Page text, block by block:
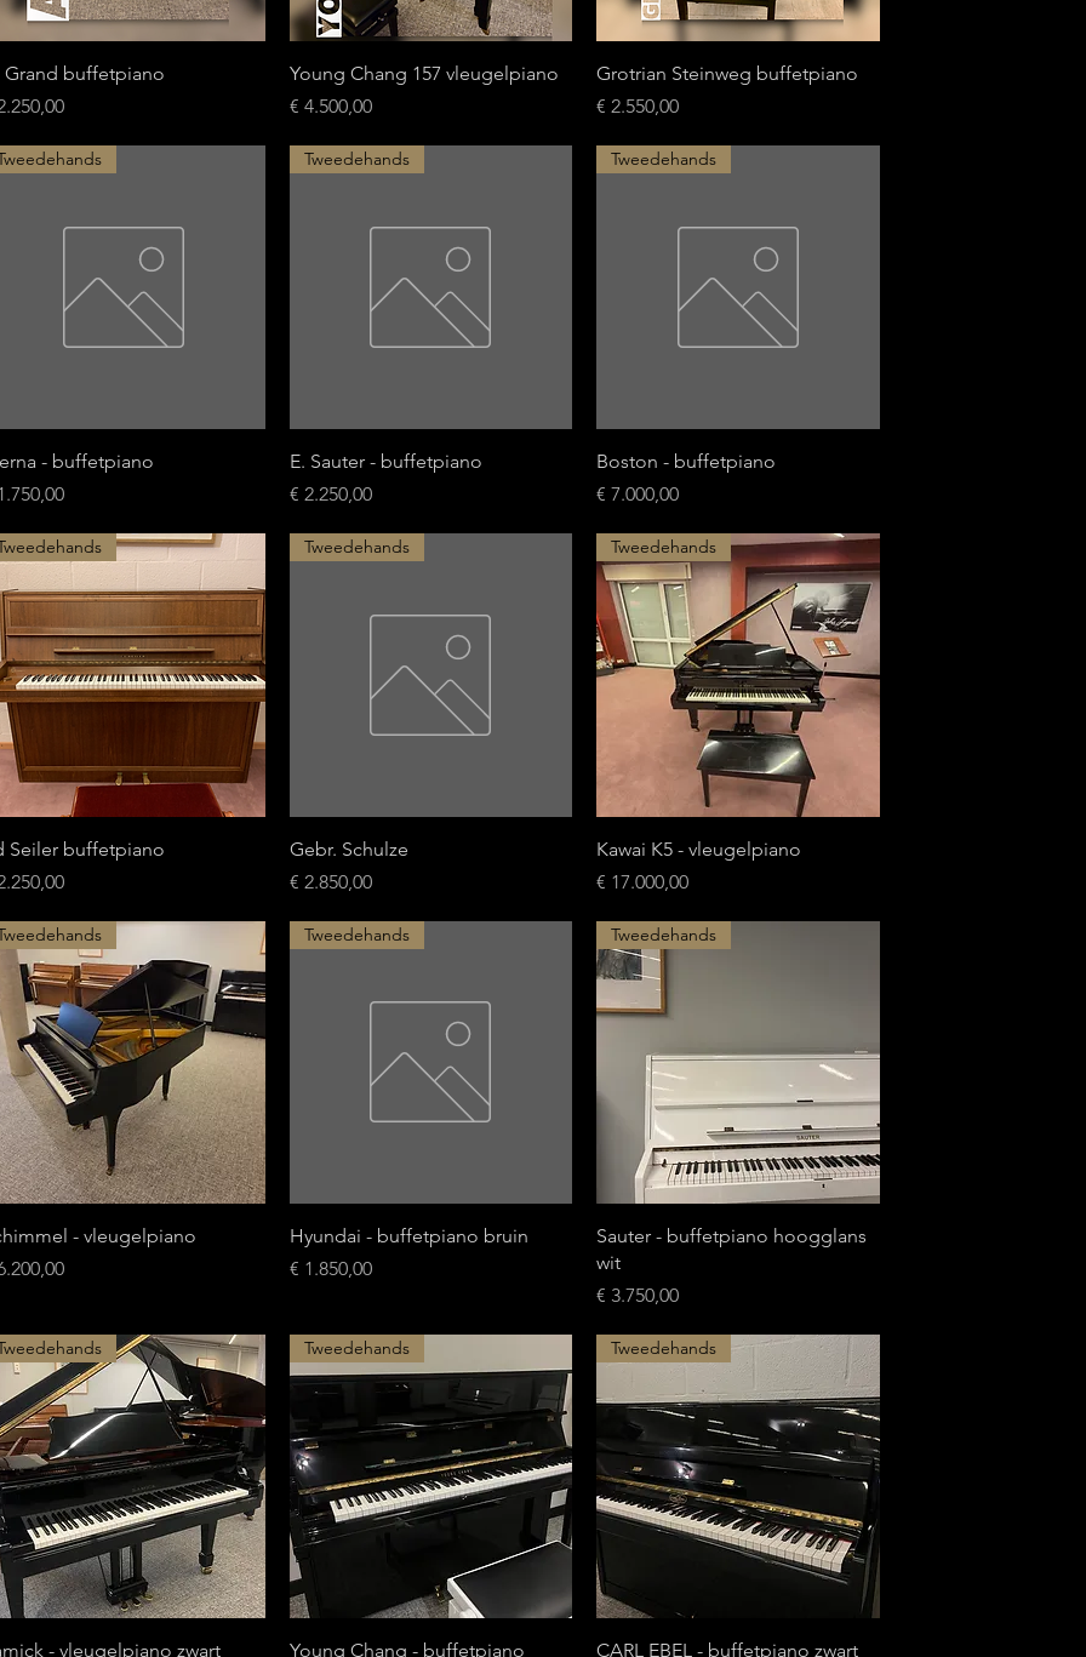
Snel overzicht
Grand buffetpiano
Snel overzicht
Young Chang 157 vleugelpiano
Prijs
€ 4.500,00
Snel overzicht
Grotrian Steinweg buffetpiano
Prijs
€ 2.550,00
Snel overzicht
- buffetpiano
Snel overzicht
Tweedehands
E. Sauter - buffetpiano
Prijs
€ 2.250,00
Snel overzicht
Tweedehands
Boston - buffetpiano
Prijs
€ 7.000,00
Snel overzicht
Seiler buffetpiano
Snel overzicht
Tweedehands
Gebr. Schulze
Prijs
€ 2.850,00
Snel overzicht
Tweedehands
Kawai K5 - vleugelpiano
Prijs
€ 17.000,00
Snel overzicht
- vleugelpiano
Snel overzicht
Tweedehands
Hyundai - buffetpiano bruin
Prijs
€ 1.850,00
Snel overzicht
Tweedehands
Sauter - buffetpiano hoogglans
wit
Prijs
€ 3.750,00
Snel overzicht
- vleugelpiano zwart Snel overzicht
Tweedehands
Young Chang - buffetpiano Snel overzicht
Tweedehands
CARL EBEL - buffetpiano zwart